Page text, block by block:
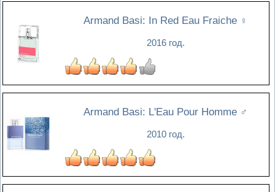
Armand Basi: In Red Eau Fraiche ♀
2016 год.
Armand Basi: L'Eau Pour Homme ♂
2010 год.